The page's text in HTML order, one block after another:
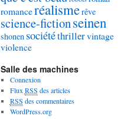
romanceréalismerêve
science-fictionseinen
shonen sociététhrillervintage
violence
Salle des machines
Connexion
Flux RSS des articles
RSS des commentaires
WordPress.org